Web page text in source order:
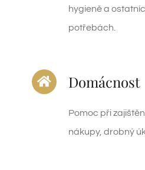
hygieně a
potřebách.
Domácnost
Pomoc při
nákupy, drobný